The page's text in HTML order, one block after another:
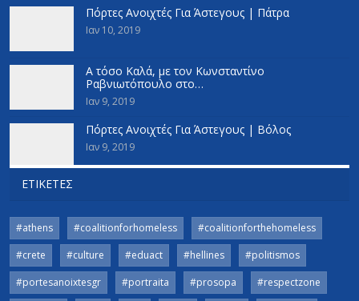
Πόρτες Ανοιχτές Για Άστεγους | Πάτρα
Ιαν 10, 2019
Α τόσο Καλά, με τον Κωνσταντίνο
Ραβνιωτόπουλο στο…
Ιαν 9, 2019
Πόρτες Ανοιχτές Για Άστεγους | Βόλος
Ιαν 9, 2019
ΕΤΙΚΈΤΕΣ
#athens #coalitionforhomeless
#coalitionforthehomeless
#crete
#culture #eduact #hellines
#politismos
#portesanoixtesgr
#portraita #prosopa
#respectzone